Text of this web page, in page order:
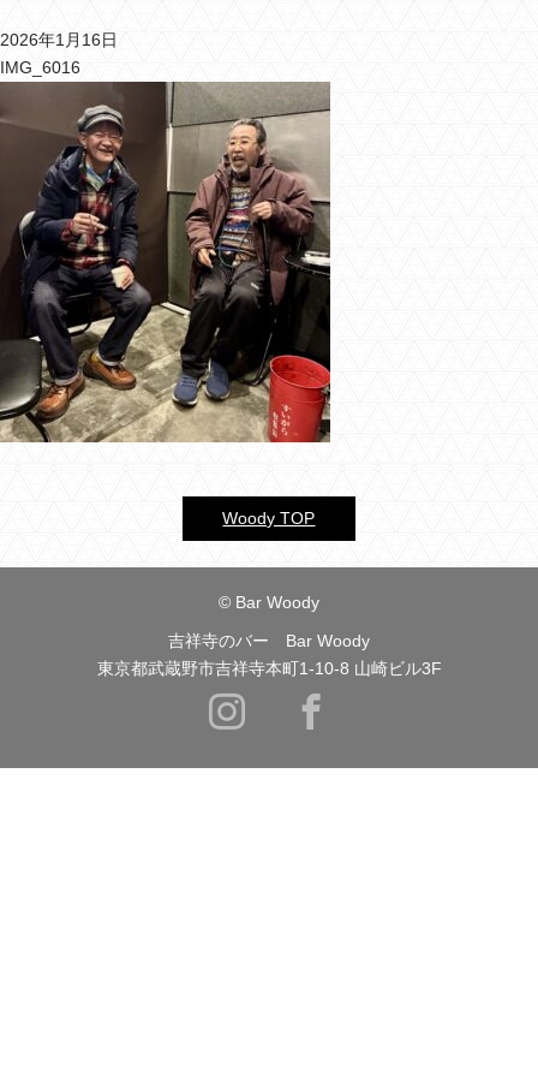
バー ウッディについて
メニュー＆料金
おすすめカクテル
交通のご案内
フォトギャラリー
ブログ
過去のブログ
2026年1月16日
IMG_6016
Woody TOP
© Bar Woody
吉祥寺のバー Bar Woody
東京都武蔵野市吉祥寺本町1-10-8 山崎ビル3F